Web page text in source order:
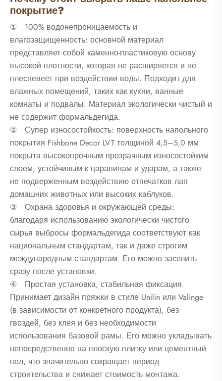
покрытие?
① 100% водонепроницаемость и
влагозащищенность: основной материал
представляет собой каменно-пластиковую основу
высокой плотности, которая не расширяется и не
плесневеет при воздействии воды. Подходит для
влажных помещений, таких как кухни, ванные
комнаты и подвалы. Материал экологически чистый и
не содержит формальдегида.
② Супер износостойкость: поверхность напольного
покрытия Fishbone Decor LVT толщиной 4,5–5,0 мм
покрыта высокопрочным прозрачным износостойким
слоем, устойчивым к царапинам и ударам, а также
не подверженным воздействию отпечатков лап
домашних животных или высоких каблуков.
③ Охрана здоровья и окружающей среды:
благодаря использованию экологически чистого
сырья выбросы формальдегида соответствуют как
национальным стандартам, так и даже строгим
международным стандартам. Его можно заселить
сразу после установки.
④ Простая установка, стабильная фиксация.
Принимает дизайн пряжки в стиле Unilin или Valinge
(в зависимости от конкретного продукта), без
гвоздей, без клея и без необходимости
использования базовой рамы. Его можно укладывать
непосредственно на плоскую плитку или цементный
пол, что значительно сокращает период
строительства и снижает стоимость монтажа.